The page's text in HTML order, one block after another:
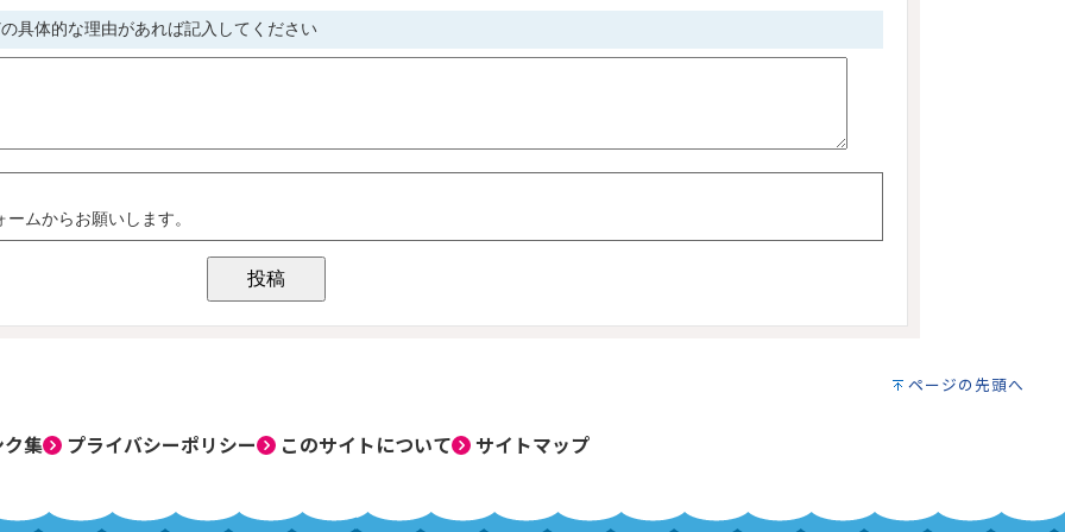
ページの先頭へ
集 プライバシーポリシー このサイトについて サイトマップ